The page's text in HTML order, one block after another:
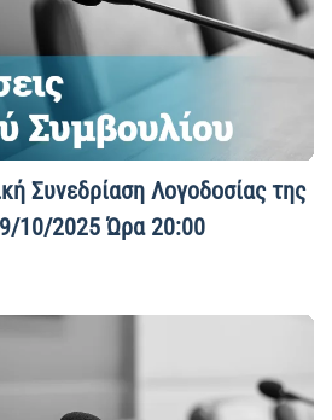
Συνεδρίαση Λογοδοσίας της
10/2025 Ώρα 20:00